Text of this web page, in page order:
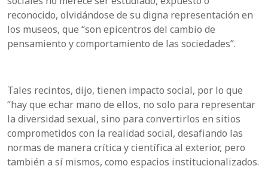
reconocido, olvidándose de su digna representación en
los museos, que “son epicentros del cambio de
pensamiento y comportamiento de las sociedades”.
Tales recintos, dijo, tienen impacto social, por lo que
“hay que echar mano de ellos, no solo para representar
la diversidad sexual, sino para convertirlos en sitios
comprometidos con la realidad social, desafiando las
normas de manera crítica y científica al exterior, pero
también a sí mismos, como espacios institucionalizados.